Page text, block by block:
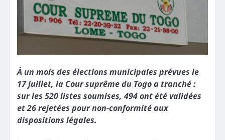
À un mois des élections municipales prévues le
17 juillet, la Cour suprême du Togo a tranché :
sur les 520 listes soumises, 494 ont été validées
et 26 rejetées pour non-conformité aux
dispositions légales.